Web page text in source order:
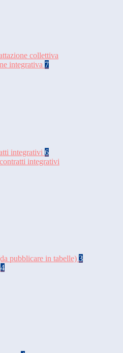
collettiva
integrativa 7
integrativi 6
integrativi
pubblicare in tabelle) 3
4